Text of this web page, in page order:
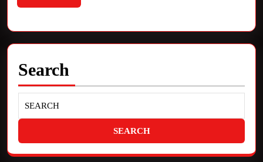
Search